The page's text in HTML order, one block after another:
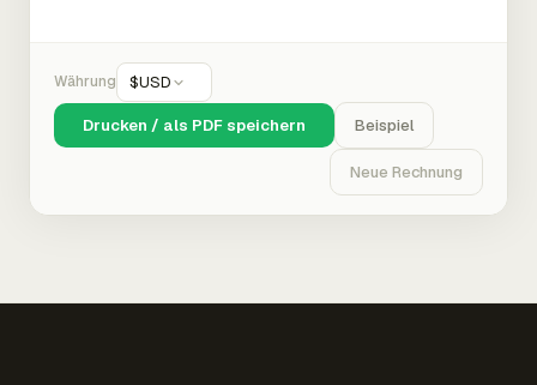
Währung $USD
Drucken / als PDF speichern Beispiel
Neue Rechnung